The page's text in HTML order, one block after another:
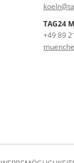
TAG24
+49 89